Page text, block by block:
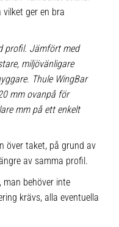
ger en bra
profil. Jämfört med
miljövänligare
Thule WingBar
mm ovanpå för
mm på ett enkelt
över taket, på grund av
av samma profil.
behöver inte
krävs, alla eventuella